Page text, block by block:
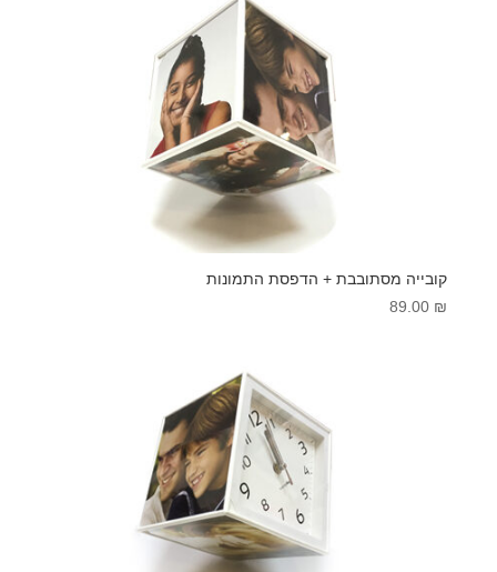
קובייה מסתובבת + הדפסת התמונות
89.00 ₪